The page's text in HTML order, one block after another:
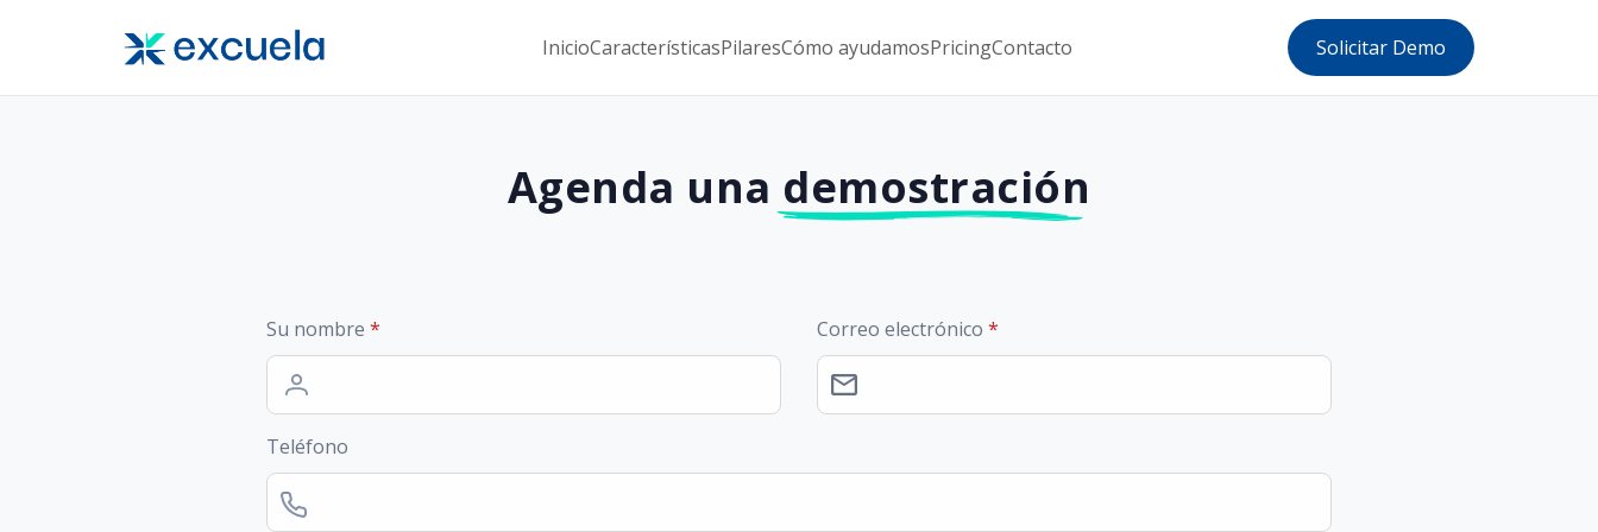
InicioCaracterísticasPilaresCómo ayudamosPricingContacto Solicitar Demo
Agenda una demostración
Su nombre * Correo electrónico *
Teléfono